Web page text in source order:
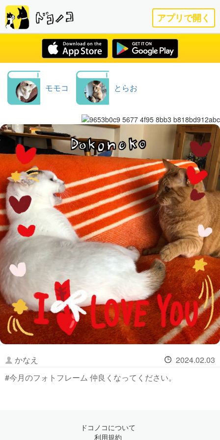
アプリで開く
モモコ とらお
かなえ
2024.02.03
#今月のフォトフレーム 仲良くなってください。
ドコノコについて
利用規約